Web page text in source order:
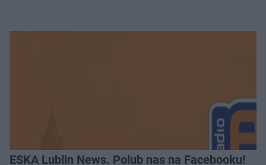
ESKA Lublin News. Polub nas na Facebooku!